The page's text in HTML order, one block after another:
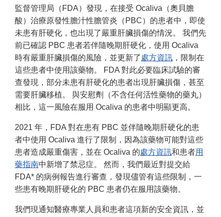
監督管理局（FDA）發現，在接受 Ocaliva（奧貝膽
酸）治療原發性膽汁性膽管炎（PBC）的患者中，即使
未患有肝硬化，也出現了嚴重肝臟損傷的情況。 我們先
前已確認 PBC 患者若伴隨晚期肝硬化，使用 Ocaliva
時有嚴重肝臟損傷的風險，並更新了 處方資訊 ，限制在
這些患者中使用該藥物。 FDA 對此必要臨床試驗的審
查發現，部分未患有肝硬化的患者出現肝臟損傷，甚至
需要肝臟移植。 與安慰劑（不含任何活性藥物的藥丸）
相比，這一風險在服用 Ocaliva 的患者中明顯更高。
2021 年，FDA 對在患有 PBC 並伴隨晚期肝硬化的患
者中使用 Ocaliva 進行了限制，因為該藥物可能對這些
患者造成嚴重傷害，並在 Ocaliva 的處方資訊和患者用
藥指南中新增了禁忌症。 然而，我們最近對提交給
FDA* 的病例報告進行審查，發現儘管有這些限制，一
些患有晚期肝硬化的 PBC 患者仍在服用該藥物。
我們現通知醫療專業人員和患者這項新的安全資訊，並